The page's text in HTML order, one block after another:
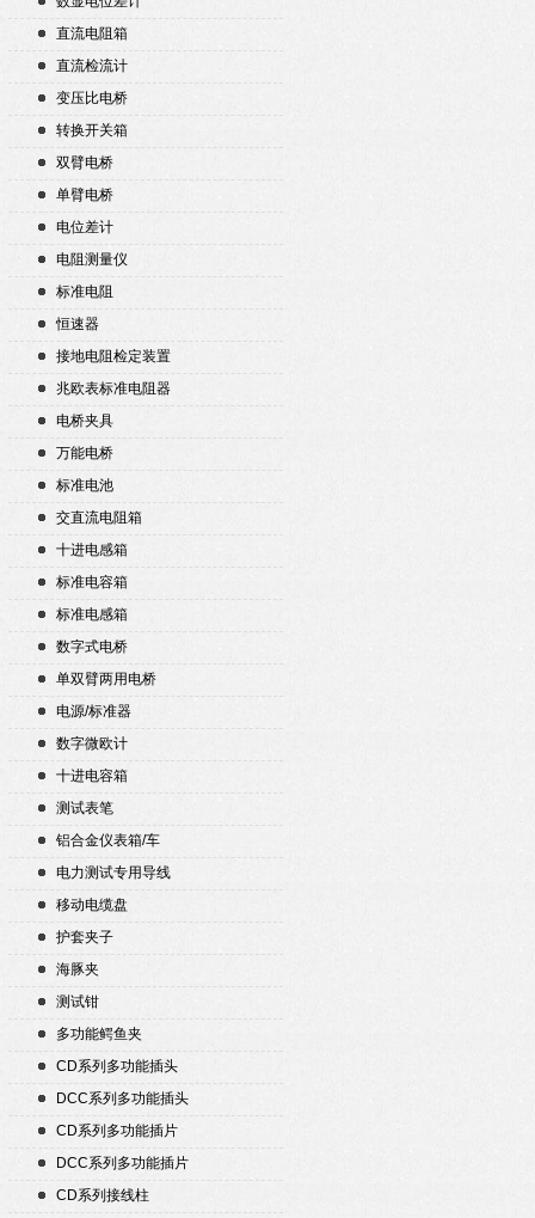
直流电阻箱
直流检流计
变压比电桥
转换开关箱
双臂电桥
单臂电桥
电位差计
电阻测量仪
标准电阻
恒速器
接地电阻检定装置
兆欧表标准电阻器
电桥夹具
万能电桥
标准电池
交直流电阻箱
十进电感箱
标准电容箱
标准电感箱
数字式电桥
单双臂两用电桥
电源/标准器
数字微欧计
十进电容箱
测试表笔
铝合金仪表箱/车
电力测试专用导线
移动电缆盘
护套夹子
海豚夹
测试钳
多功能鳄鱼夹
CD系列多功能插头
DCC系列多功能插头
CD系列多功能插片
DCC系列多功能插片
CD系列接线柱